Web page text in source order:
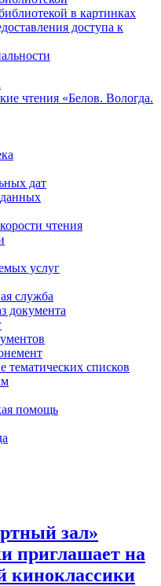
в картинках
доступа к
чтения «Белов. Вологда.
дат
чтения
услуг
служба
документа
тематических списков
помощь
зал»
приглашает на
киноклассики